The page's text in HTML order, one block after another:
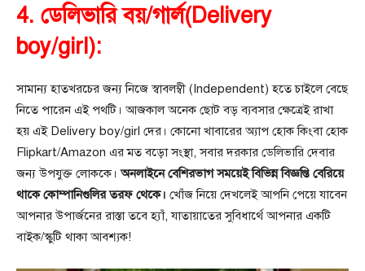
4. ডেলিভারি বয়/গার্ল(Delivery
boy/girl):
সামান্য হাতখরচের জন্য নিজে স্বাবলম্বী (Independent) হতে চাইলে বেছে
নিতে পারেন এই পথটি। আজকাল অনেক ছোট বড় ব্যবসার ক্ষেত্রেই রাখা
হয় এই Delivery boy/girl দের। কোনো খাবারের অ্যাপ হোক কিংবা হোক
Flipkart/Amazon এর মত বড়ো সংস্থা, সবার দরকার ডেলিভারি দেবার
জন্য উপযুক্ত লোককে।অনলাইনে বেশিরভাগ সময়েই বিভিন্ন বিজ্ঞপ্তি বেরিয়ে
থাকে কোম্পানিগুলির তরফ থেকে। খোঁজ নিয়ে দেখলেই আপনি পেয়ে যাবেন
আপনার উপার্জনের রাস্তা তবে হ্যাঁ, যাতায়াতের সুবিধার্থে আপনার একটি
বাইক/স্কুটি থাকা আবশ্যক!